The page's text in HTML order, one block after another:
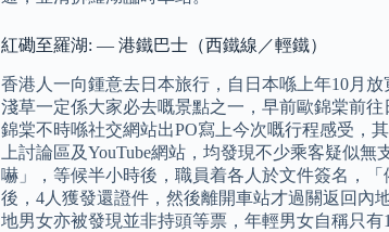
紅磡至羅湖: — 港鐵巴士（西鐵線／輕鐵）
香港人一向鍾意去日本旅行，自日本喺上年10月
淺草一定係大家必去嘅景點之一，早前歐錦棠前
錦棠不時喺社交網站出PO寫上今次嘅行程感受，
上討論區及YouTube網站，均發現不少乘客疑似
嚇」，等候半小時後，職員着各人於文件簽名，
後，4人獲發還證件，然後離開車站才過關返回內
地男女亦被發現並非持頭等票，年輕男女自稱只